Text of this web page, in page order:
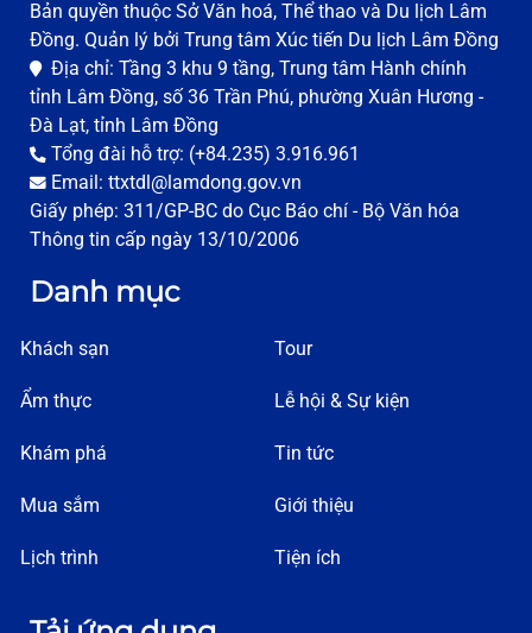
Bản quyền thuộc Sở Văn hoá, Thể thao và Du lịch Lâm
Đồng. Quản lý bởi Trung tâm Xúc tiến Du lịch Lâm Đồng
Địa chỉ: Tầng 3 khu 9 tầng, Trung tâm Hành chính
tỉnh Lâm Đồng, số 36 Trần Phú, phường Xuân Hương -
Đà Lạt, tỉnh Lâm Đồng
Tổng đài hỗ trợ: (+84.235) 3.916.961
Email: ttxtdl@lamdong.gov.vn
Giấy phép: 311/GP-BC do Cục Báo chí - Bộ Văn hóa
Thông tin cấp ngày 13/10/2006
Danh mục
Khách sạn
Ẩm thực
Khám phá
Mua sắm
Lịch trình
Tour
Lễ hội & Sự kiện
Tin tức
Giới thiệu
Tiện ích